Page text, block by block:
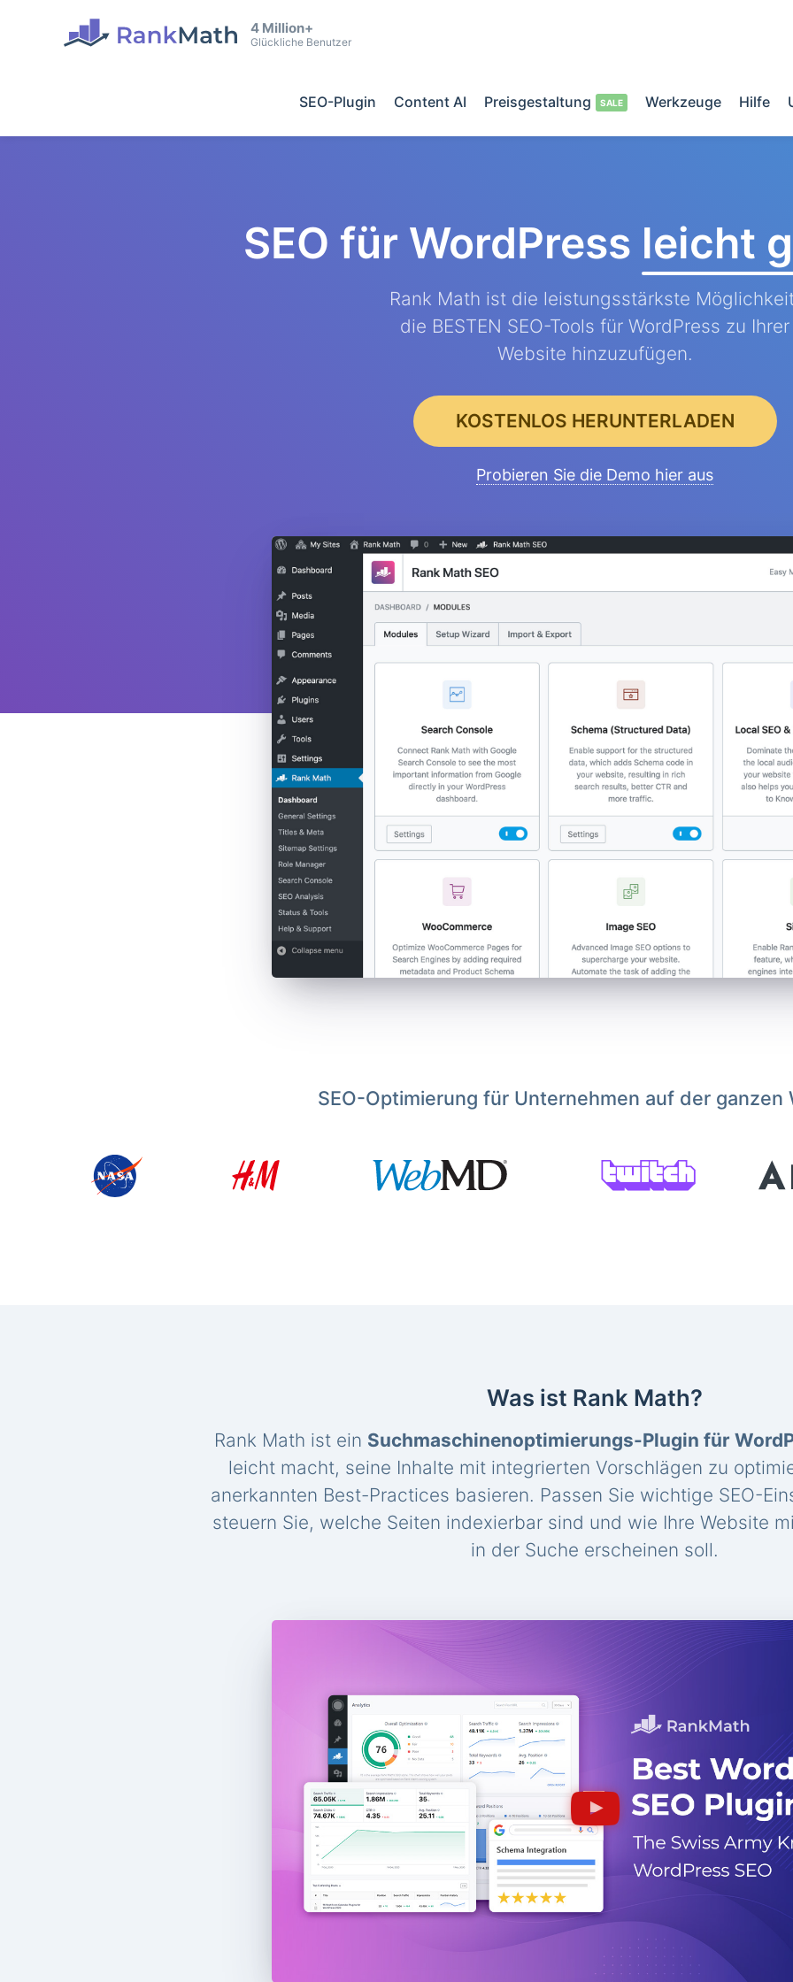
4 Million+
Glückliche Benutzer
SEO-Plugin Content AI Preisgestaltung Werkzeuge Hilfe
SEO für WordPress leicht
Rank Math ist die leistungsstärkste
die BESTEN SEO-Tools für WordPress zu Ihrer
Website hinzuzufügen.
KOSTENLOS HERUNTERLADEN
Probieren Sie die Demo hier aus
SEO-Optimierung für Unternehmen auf der ganzen
Was ist Rank Math?
Rank Math ist ein Suchmaschinenoptimierungs-Plugin für
leicht macht, seine Inhalte mit integrierten Vorschlägen zu
anerkannten Best-Practices basieren. Passen Sie wichtige SEO-
steuern Sie, welche Seiten indexierbar sind und wie Ihre Website
in der Suche erscheinen soll.